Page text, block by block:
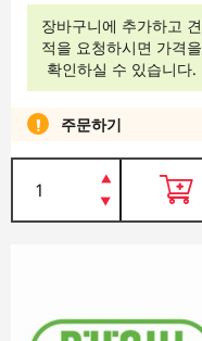
장바구니에 추가하고 견
적을 요청하시면 가격을
확인하실 수 있습니다.
주문하기